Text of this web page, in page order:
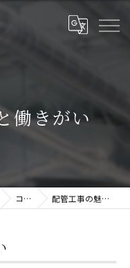
働きがい
コラム 配管工事の魅力と働きがい